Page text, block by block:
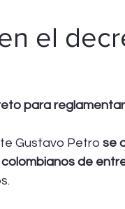
el
para
Gustavo Petro se
de